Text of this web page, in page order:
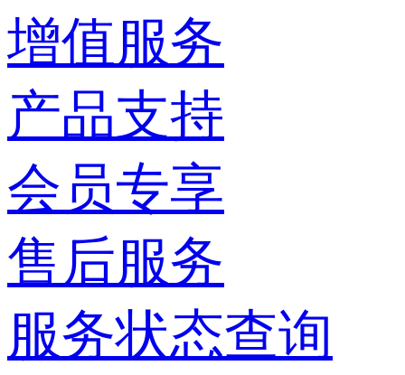
增值服务
产品支持
会员专享
售后服务
服务状态查询